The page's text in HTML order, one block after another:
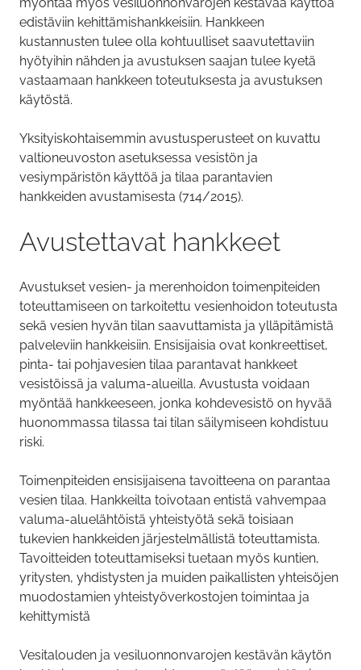
edistäviin kehittämishankkeisiin. Hankkeen
kustannusten tulee olla kohtuulliset saavutettaviin
hyötyihin nähden ja avustuksen saajan tulee kyetä
vastaamaan hankkeen toteutuksesta ja avustuksen
käytöstä.
Yksityiskohtaisemmin avustusperusteet on kuvattu
valtioneuvoston asetuksessa vesistön ja
vesiympäristön käyttöä ja tilaa parantavien
hankkeiden avustamisesta (714/2015).
Avustettavat hankkeet
Avustukset vesien- ja merenhoidon toimenpiteiden
toteuttamiseen on tarkoitettu vesienhoidon toteutusta
sekä vesien hyvän tilan saavuttamista ja ylläpitämistä
palveleviin hankkeisiin. Ensisijaisia ovat konkreettiset,
pinta- tai pohjavesien tilaa parantavat hankkeet
vesistöissä ja valuma-alueilla. Avustusta voidaan
myöntää hankkeeseen, jonka kohdevesistö on hyvää
huonommassa tilassa tai tilan säilymiseen kohdistuu
riski.
Toimenpiteiden ensisijaisena tavoitteena on parantaa
vesien tilaa. Hankkeilta toivotaan entistä vahvempaa
valuma-aluelähtöistä yhteistyötä sekä toisiaan
tukevien hankkeiden järjestelmällistä toteuttamista.
Tavoitteiden toteuttamiseksi tuetaan myös kuntien,
yritysten, yhdistysten ja muiden paikallisten yhteisöjen
muodostamien yhteistyöverkostojen toimintaa ja
kehittymistä
Vesitalouden ja vesiluonnonvarojen kestävän käytön